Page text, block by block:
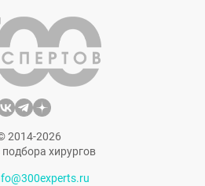
2014-2026
хирургов